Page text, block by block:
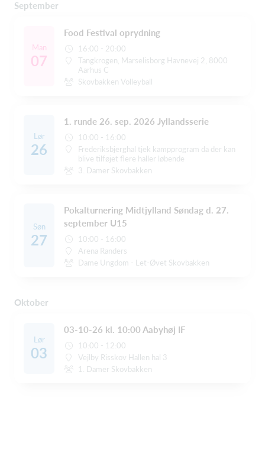
September
Man
07
Food Festival oprydning
16:00 - 20:00
Tangkrogen, Marselisborg Havnevej 2, 8000
Aarhus C
Skovbakken Volleyball
Lør
26
1. runde 26. sep. 2026 Jyllandsserie
10:00 - 16:00
Frederiksbjerghal tjek kampprogram da der kan
blive tilføjet flere haller løbende
3. Damer Skovbakken
Søn
27
Pokalturnering Midtjylland Søndag d. 27.
september U15
10:00 - 16:00
Arena Randers
Dame Ungdom - Let-Øvet Skovbakken
Oktober
Lør
03
03-10-26 kl. 10:00 Aabyhøj IF
10:00 - 12:00
Vejlby Risskov Hallen hal 3
1. Damer Skovbakken